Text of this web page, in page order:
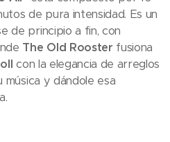
de pura intensidad. Es un
de principio a fin, con
The Old Rooster fusiona
con la elegancia de arreglos
música y dándole esa